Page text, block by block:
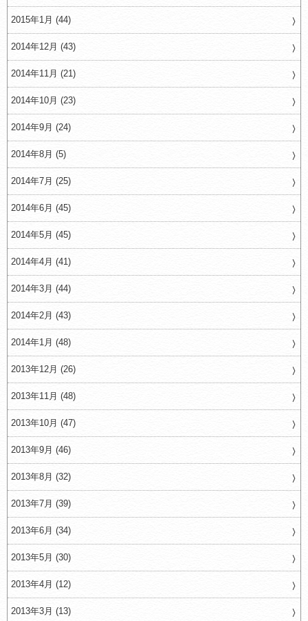
2015年1月 (44)
2014年12月 (43)
2014年11月 (21)
2014年10月 (23)
2014年9月 (24)
2014年8月 (5)
2014年7月 (25)
2014年6月 (45)
2014年5月 (45)
2014年4月 (41)
2014年3月 (44)
2014年2月 (43)
2014年1月 (48)
2013年12月 (26)
2013年11月 (48)
2013年10月 (47)
2013年9月 (46)
2013年8月 (32)
2013年7月 (39)
2013年6月 (34)
2013年5月 (30)
2013年4月 (12)
2013年3月 (13)